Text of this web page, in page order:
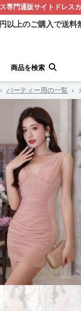
専門通販サイト ドレス
以上のご購入で送料
商品を検索
› パーティー用の一覧 ›